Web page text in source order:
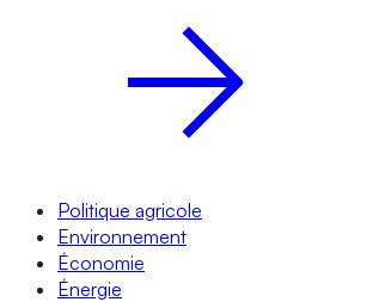
Politique agricole
Environnement
Économie
Énergie